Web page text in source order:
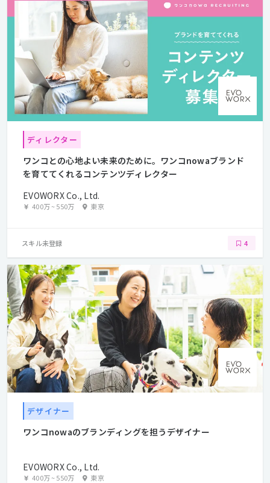
ディレクター
ワンコとの心地よい未来のために。ワンコnowaブランド
を育ててくれるコンテンツディレクター
EVOWORX Co., Ltd.
400万~550万 東京
スキル未登録 4
デザイナー
ワンコnowaのブランディングを担うデザイナー
EVOWORX Co., Ltd.
400万~550万 東京